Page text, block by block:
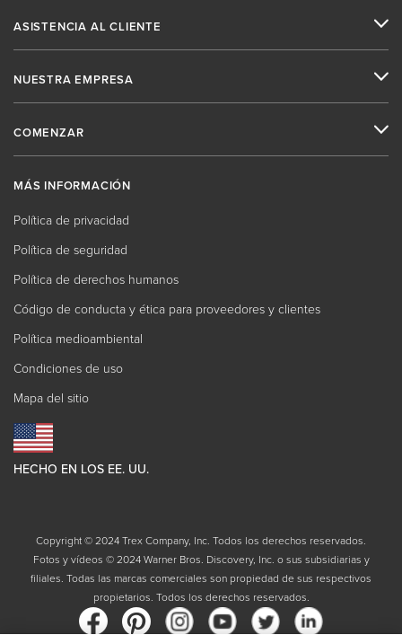
ASISTENCIA AL CLIENTE
NUESTRA EMPRESA
COMENZAR
MÁS INFORMACIÓN
Política de privacidad
Política de seguridad
Política de derechos humanos
Código de conducta y ética para proveedores y clientes
Política medioambiental
Condiciones de uso
Mapa del sitio
HECHO EN LOS EE. UU.
Copyright © 2024 Trex Company, Inc. Todos los derechos reservados.
Fotos y vídeos © 2024 Warner Bros. Discovery, Inc. o sus subsidiarias y
filiales. Todas las marcas comerciales son propiedad de sus respectivos
propietarios. Todos los derechos reservados.